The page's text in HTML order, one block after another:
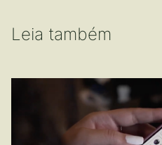
Leia também